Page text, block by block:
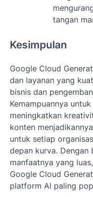
tangan
Kesimpulan
Google Cloud
dan layanan yang
bisnis dan
Kemampuannya
meningkatkan
konten
untuk setiap
depan kurva. Dengan
manfaatnya yang
Google Cloud
platform AI paling